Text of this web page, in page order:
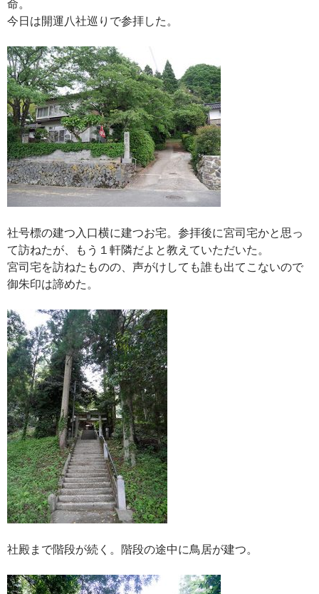
命。
今日は開運八社巡りで参拝した。
社号標の建つ入口横に建つお宅。参拝後に宮司宅かと思っ
て訪ねたが、もう１軒隣だよと教えていただいた。
宮司宅を訪ねたものの、声がけしても誰も出てこないので
御朱印は諦めた。
社殿まで階段が続く。階段の途中に鳥居が建つ。